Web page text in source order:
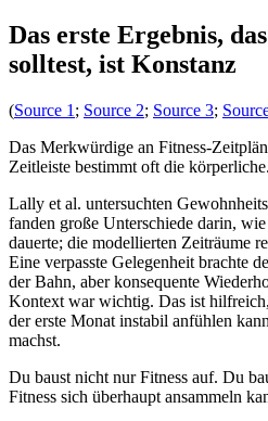
Das erste Ergebnis,
solltest, ist Konstanz
(Source 1 ; Source 2; Source 3;
Das Merkwürdige an Fitness-
Zeitleiste bestimmt oft die körperliche.
Lally et al. untersuchten
fanden große Unterschiede darin,
dauerte; die modellierten Zeiträume
Eine verpasste Gelegenheit brachte
der Bahn, aber konsequente
Kontext war wichtig. Das ist
der erste Monat instabil anfühlen
machst.
Du baust nicht nur Fitness auf. Du
Fitness sich überhaupt ansammeln